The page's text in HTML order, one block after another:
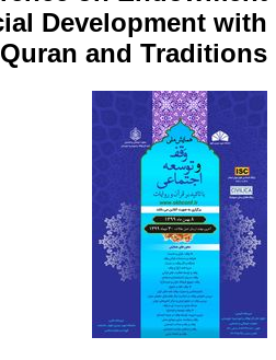
Development with
and Traditions